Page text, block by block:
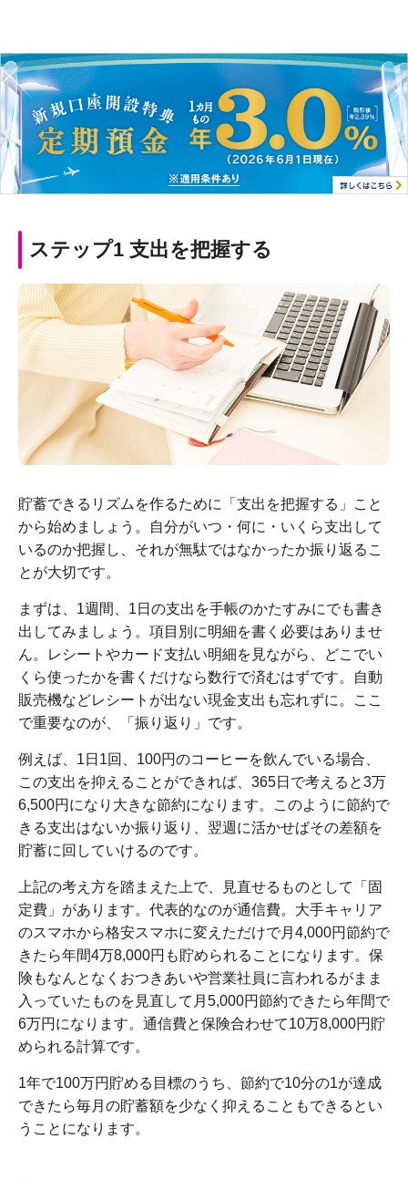
ステップ1 支出を把握する
貯蓄できるリズムを作るために「支出を把握する」こと
から始めましょう。自分がいつ・何に・いくら支出して
いるのか把握し、それが無駄ではなかったか振り返るこ
とが大切です。
まずは、1週間、1日の支出を手帳のかたすみにでも書き
出してみましょう。項目別に明細を書く必要はありませ
ん。レシートやカード支払い明細を見ながら、どこでい
くら使ったかを書くだけなら数行で済むはずです。自動
販売機などレシートが出ない現金支出も忘れずに。ここ
で重要なのが、「振り返り」です。
例えば、1日1回、100円のコーヒーを飲んでいる場合、
この支出を抑えることができれば、365日で考えると3万
6,500円になり大きな節約になります。このように節約で
きる支出はないか振り返り、翌週に活かせばその差額を
貯蓄に回していけるのです。
上記の考え方を踏まえた上で、見直せるものとして「固
定費」があります。代表的なのが通信費。大手キャリア
のスマホから格安スマホに変えただけで月4,000円節約で
きたら年間4万8,000円も貯められることになります。保
険もなんとなくおつきあいや営業社員に言われるがまま
入っていたものを見直して月5,000円節約できたら年間で
6万円になります。通信費と保険合わせて10万8,000円貯
められる計算です。
1年で100万円貯める目標のうち、節約で10分の1が達成
できたら毎月の貯蓄額を少なく抑えることもできるとい
うことになります。